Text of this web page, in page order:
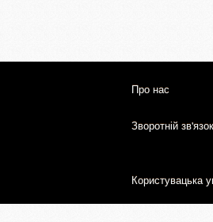
Про нас
Зворотній зв'язок
Користувацька